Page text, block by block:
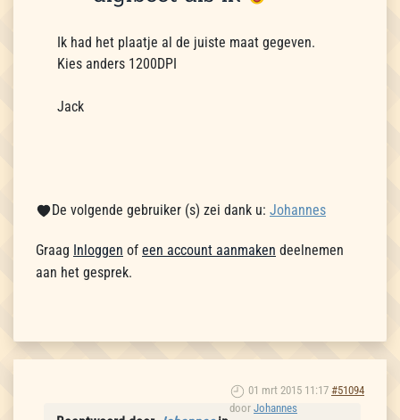
Ik had het plaatje al de juiste maat gegeven.
Kies anders 1200DPI
Jack
De volgende gebruiker (s) zei dank u: Johannes
Graag Inloggen of een account aanmaken deelnemen
aan het gesprek.
01 mrt 2015 11:17 #51094
door Johannes